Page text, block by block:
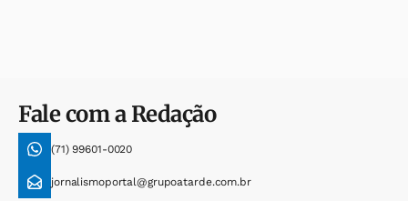
Fale com a Redação
(71) 99601-0020
jornalismoportal@grupoatarde.com.br